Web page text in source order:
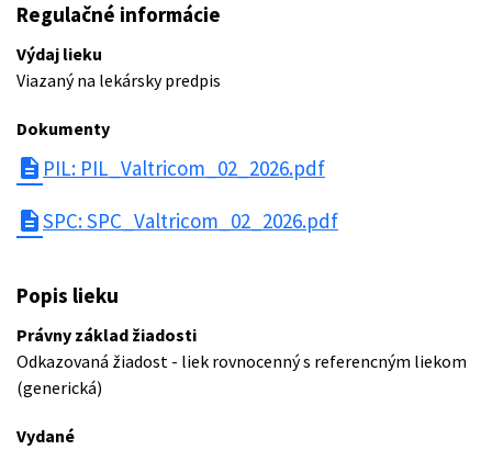
Regulačné informácie
Výdaj lieku
Viazaný na lekársky predpis
Dokumenty
description PIL: PIL_Valtricom_02_2026.pdf
descriptionSPC: SPC_Valtricom_02_2026.pdf
Popis lieku
Právny základ žiadosti
Odkazovaná žiadost - liek rovnocenný s referencným liekom
(generická)
Vydané